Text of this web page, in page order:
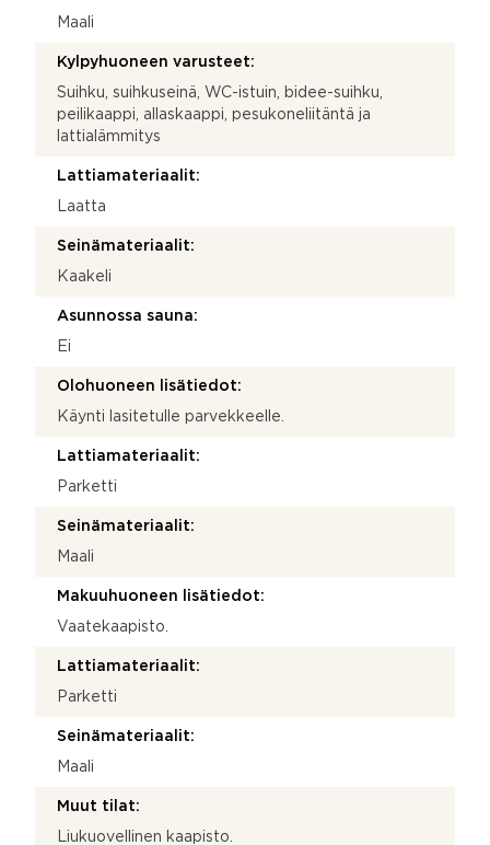
Maali
Kylpyhuoneen varusteet:
Suihku, suihkuseinä, WC-istuin, bidee-suihku,
peilikaappi, allaskaappi, pesukoneliitäntä ja
lattialämmitys
Lattiamateriaalit:
Laatta
Seinämateriaalit:
Kaakeli
Asunnossa sauna:
Ei
Olohuoneen lisätiedot:
Käynti lasitetulle parvekkeelle.
Lattiamateriaalit:
Parketti
Seinämateriaalit:
Maali
Makuuhuoneen lisätiedot:
Vaatekaapisto.
Lattiamateriaalit:
Parketti
Seinämateriaalit:
Maali
Muut tilat:
Liukuovellinen kaapisto.